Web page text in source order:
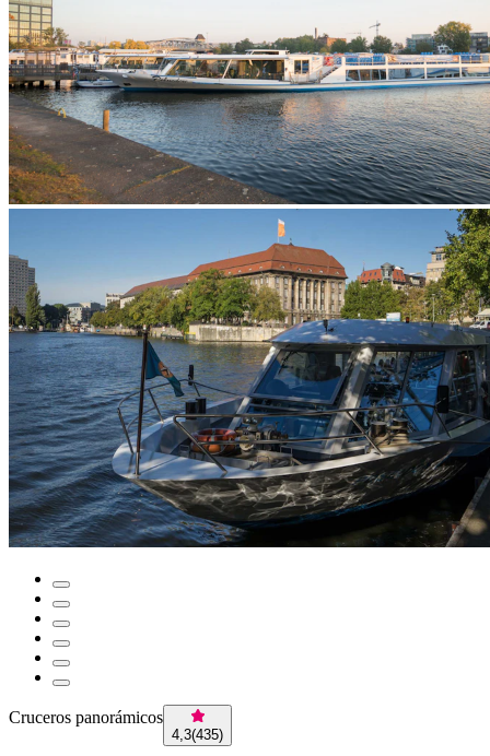
Cruceros panorámicos
4,3(435)